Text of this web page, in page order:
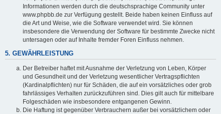
Informationen werden durch die deutschsprachige Community unter
www.phpbb.de zur Verfügung gestellt. Beide haben keinen Einfluss auf
die Art und Weise, wie die Software verwendet wird. Sie können
insbesondere die Verwendung der Software für bestimmte Zwecke nicht
untersagen oder auf Inhalte fremder Foren Einfluss nehmen.
5. GEWÄHRLEISTUNG
Der Betreiber haftet mit Ausnahme der Verletzung von Leben, Körper
und Gesundheit und der Verletzung wesentlicher Vertragspflichten
(Kardinalpflichten) nur für Schäden, die auf ein vorsätzliches oder grob
fahrlässiges Verhalten zurückzuführen sind. Dies gilt auch für mittelbare
Folgeschäden wie insbesondere entgangenen Gewinn.
Die Haftung ist gegenüber Verbrauchern außer bei vorsätzlichem oder